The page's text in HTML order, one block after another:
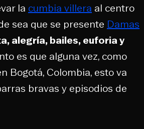
la cumbia villera al centro
sea que se presente Damas
alegría, bailes, euforia y
es que alguna vez, como
Bogotá, Colombia, esto va
bravas y episodios de